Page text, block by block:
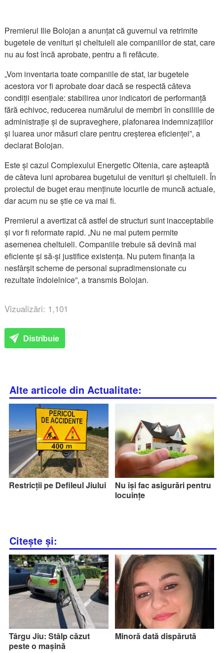
Premierul Ilie Bolojan a anunțat că guvernul va retrimite
bugetele de venituri și cheltuieli ale companiilor de stat, care
nu au fost încă aprobate, pentru a fi refăcute.
„Vom inventaria toate companiile de stat, iar bugetele
acestora vor fi aprobate doar dacă se respectă câteva
condiții esențiale: stabilirea unor indicatori de performanță
fără echivoc, reducerea numărului de membri în consiliile de
administrație și de supraveghere, plafonarea indemnizațiilor
și luarea unor măsuri clare pentru creșterea eficienței”, a
declarat Bolojan.
Este și cazul Complexului Energetic Oltenia, care așteaptă
de câteva luni aprobarea bugetului de venituri și cheltuieli. În
proiectul de buget erau menținute locurile de muncă actuale,
dar acum nu se știe ce va mai fi.
Premierul a avertizat că astfel de structuri sunt inacceptabile
și vor fi reformate rapid. „Nu ne mai putem permite
asemenea cheltuieli. Companiile trebuie să devină mai
eficiente și să-și justifice existența. Nu putem finanța la
nesfârșit scheme de personal supradimensionate cu
rezultate îndoielnice”, a transmis Bolojan.
Vizualizări: 1,101
Distribuie
Alte articole din Actualitate:
Restricții pe Defileul Jiului
Nu își fac asigurări pentru
locuințe
Citește și:
Târgu Jiu: Stâlp căzut
peste o mașină
Minoră dată dispărută